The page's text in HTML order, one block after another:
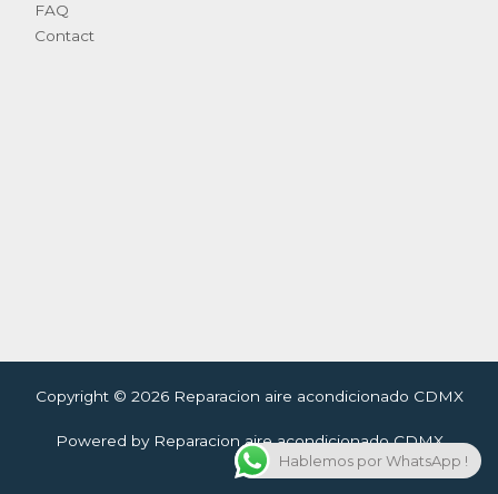
FAQ
Contact
Copyright © 2026 Reparacion aire acondicionado CDMX
Powered by Reparacion aire acondicionado CDMX
Hablemos por WhatsApp !